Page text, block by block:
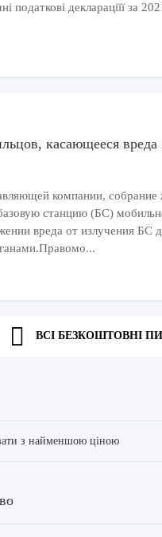
деклараціїї за
касающееся вреда
компании, собрание
станцию (БС)
вреда от излучения БС
ВСІ БЕЗКОШТОВНІ
з найменшою ціною